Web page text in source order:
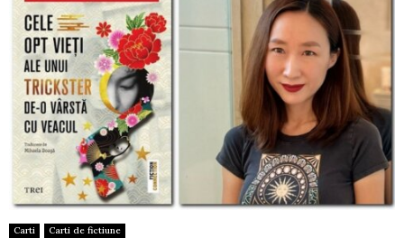
Carti Carti de fictiune